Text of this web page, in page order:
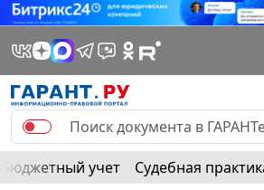
Бюджетный учет Судебная